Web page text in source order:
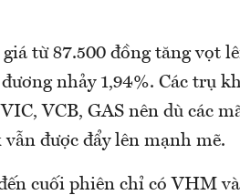
từ 87.500 đồng tăng vọt
nhảy 1,94%. Các trụ
VCB, GAS nên dù các
được đẩy lên mạnh mẽ.
cuối phiên chỉ có VHM